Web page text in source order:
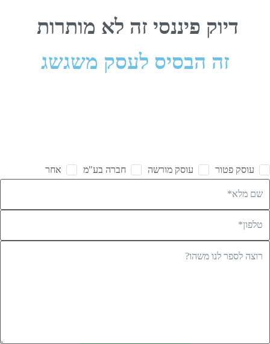
דיוק פיננסי זה לא מותרות
זה הבסיס לעסק משגשג
עוסק פטור עוסק מורשה חברה בע"מ אחר